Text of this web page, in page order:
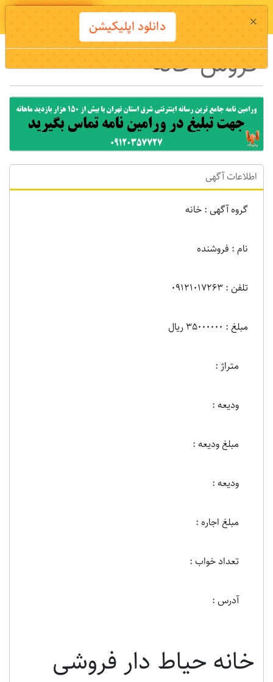
دانلود اپلیکیشن
فروش خانه
اطلاعات آگهی
گروه آگهی : خانه
نام : فروشنده
تلفن : 09121017263
مبلغ : 35000000 ریال
متراژ :
ودیعه :
مبلغ ودیعه :
ودیعه :
مبلغ اجاره :
تعداد خواب :
آدرس :
خانه حیاط دار فروشی
× دانلود اپلیکیشن